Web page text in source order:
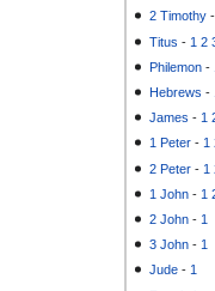
2 Timothy
Titus - 1 2
Philemon -
Hebrews -
James - 1
1 Peter -1
2 Peter - 1
1 John - 1
2 John - 1
3 John - 1
Jude -1